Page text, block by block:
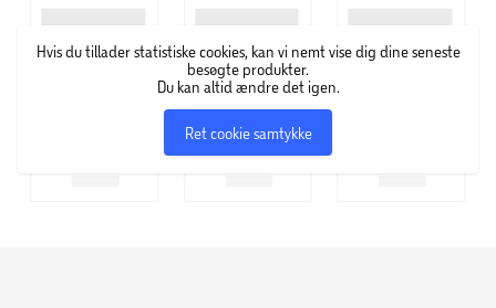
Hvis du tillader statistiske cookies, kan vi nemt vise dig dine seneste
besøgte produkter.
Du kan altid ændre det igen.
Ret cookie samtykke